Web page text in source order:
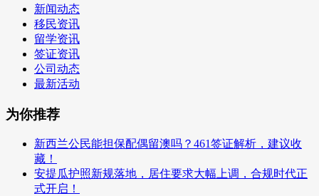
新闻动态
移民资讯
留学资讯
签证资讯
公司动态
最新活动
为你推荐
新西兰公民能担保配偶留澳吗？461签证解析，建议收
藏！
安提瓜护照新规落地，居住要求大幅上调，合规时代正
式开启！